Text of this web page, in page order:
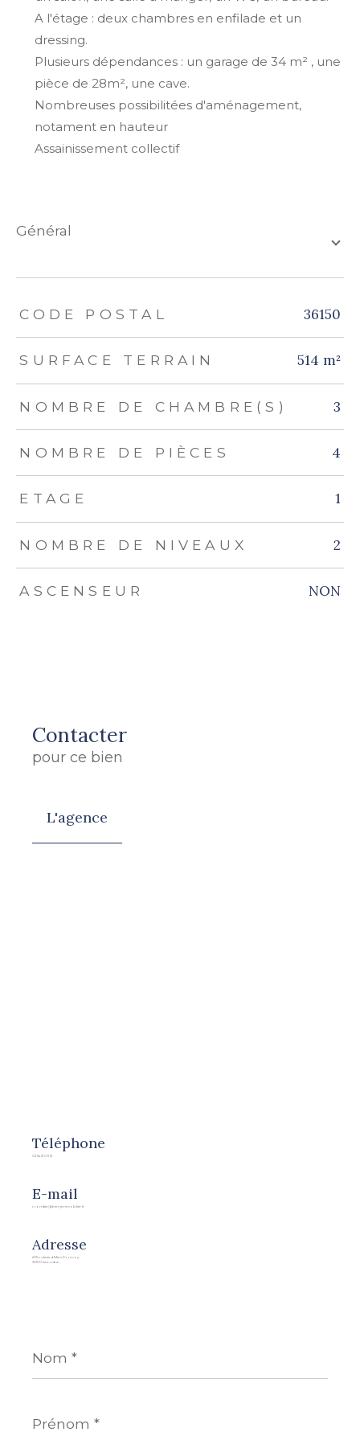
A l'étage : deux chambres en enfilade et un
dressing.
Plusieurs dépendances : un garage de 34 m² , une
pièce de 28m², une cave.
Nombreuses possibilitées d'aménagement,
notament en hauteur
Assainissement collectif
général
TRAD_ZEPHYR_Caracteristique TRAD_ZEPHYR_Valeurs
CODE POSTAL 36150
SURFACE TERRAIN 514 m²
NOMBRE DE CHAMBRE(S) 3
NOMBRE DE PIÈCES 4
ETAGE 1
NOMBRE DE NIVEAUX 2
ASCENSEUR NON
Contacter
pour ce bien
L'agence
Téléphone
02 54 21 09 21
E-mail
r.rondier@berryimmobilier.fr
Adresse
41 Boulevard Marx Dormoy
36100 Issoudun
*
*